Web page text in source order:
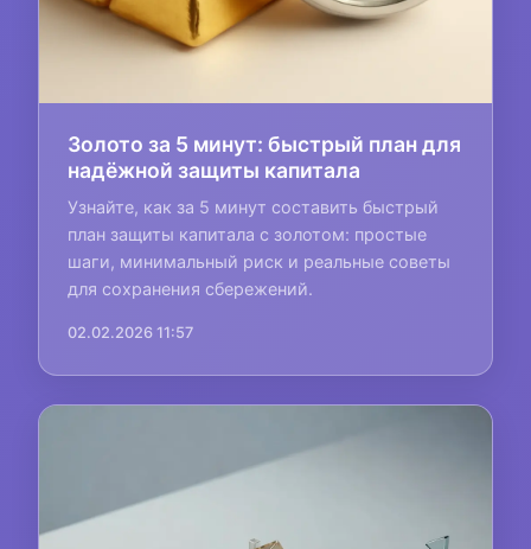
Золото за 5 минут: быстрый план для
надёжной защиты капитала
Узнайте, как за 5 минут составить быстрый
план защиты капитала с золотом: простые
шаги, минимальный риск и реальные советы
для сохранения сбережений.
02.02.2026 11:57